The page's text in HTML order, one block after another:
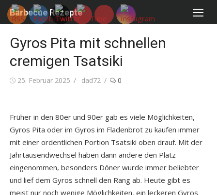
Skip
Barbecue Rezepte
Gyros Pita mit schnellen
cremigen Tsatsiki
Posted
25. Februar 2025 Author
dad72 0
Früher in den 80er und 90er gab es viele Möglichkeiten,
Gyros Pita oder im Gyros im Fladenbrot zu kaufen immer
mit einer ordentlichen Portion Tsatsiki oben drauf. Mit der
Jahrtausendwechsel haben dann andere den Platz
eingenommen, besonders Döner wurde immer beliebter
und lief dem Gyros schnell den Rang ab. Heute gibt es
meist nur noch wenige Möglichkeiten, ein leckeren Gyros